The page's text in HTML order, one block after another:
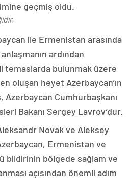
geçmiş oldu.
ile Ermenistan arasında
ardından
temaslarda bulunmak üzere
oluşan heyet Azerbaycan’ın
Azerbaycan Cumhurbaşkanı
Bakanı Sergey Lavrov’dur.
Novak ve Aleksey
Ermenistan ve
bildirinin bölgede sağlam ve
açısından önemli adım